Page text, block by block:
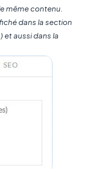
même contenu.
dans la section
et aussi dans la